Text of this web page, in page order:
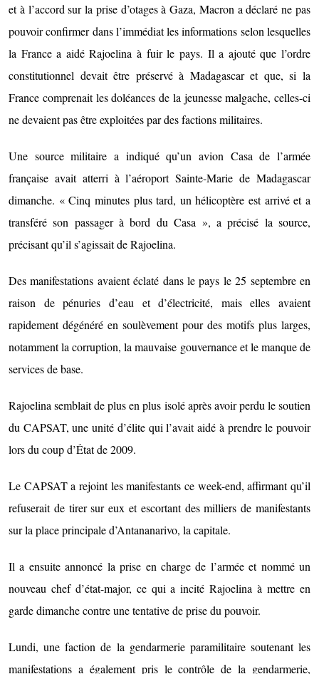
et à l’accord sur la prise d’otages à Gaza, Macron a déclaré ne pas
pouvoir confirmer dans l’immédiat les informations selon lesquelles
la France a aidé Rajoelina à fuir le pays. Il a ajouté que l’ordre
constitutionnel devait être préservé à Madagascar et que, si la
France comprenait les doléances de la jeunesse malgache, celles-ci
ne devaient pas être exploitées par des factions militaires.
Une source militaire a indiqué qu’un avion Casa de l’armée
française avait atterri à l’aéroport Sainte-Marie de Madagascar
dimanche. « Cinq minutes plus tard, un hélicoptère est arrivé et a
transféré son passager à bord du Casa », a précisé la source,
précisant qu’il s’agissait de Rajoelina.
Des manifestations avaient éclaté dans le pays le 25 septembre en
raison de pénuries d’eau et d’électricité, mais elles avaient
rapidement dégénéré en soulèvement pour des motifs plus larges,
notamment la corruption, la mauvaise gouvernance et le manque de
services de base.
Rajoelina semblait de plus en plus isolé après avoir perdu le soutien
du CAPSAT, une unité d’élite qui l’avait aidé à prendre le pouvoir
lors du coup d’État de 2009.
Le CAPSAT a rejoint les manifestants ce week-end, affirmant qu’il
refuserait de tirer sur eux et escortant des milliers de manifestants
sur la place principale d’Antananarivo, la capitale.
Il a ensuite annoncé la prise en charge de l’armée et nommé un
nouveau chef d’état-major, ce qui a incité Rajoelina à mettre en
garde dimanche contre une tentative de prise du pouvoir.
Lundi, une faction de la gendarmerie paramilitaire soutenant les
manifestations a également pris le contrôle de la gendarmerie,